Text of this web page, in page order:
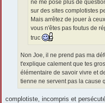
ne me pose plus de
sur des sites complotistes
Mais arrêtez de jouer à
vous n'êtes pas foutus de
truc
Non Joe, il ne prend pas ma
t'explique calement que tes
élémentaire de savoir vivre et
tienne ne servent pas la cause
complotiste, incompris et